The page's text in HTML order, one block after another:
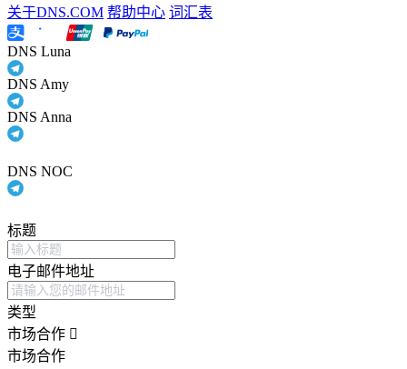
关于DNS.COM 帮助中心 词汇表
DNS Luna
DNS Amy
DNS Anna
DNS NOC
标题
电子邮件地址
类型
市场合作
市场合作